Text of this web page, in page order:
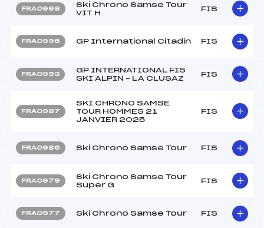
FRA0998
Ski Chrono Samse Tour
VIT H
FIS
FRA0996 GP International Citadin FIS
FRA0993
GP INTERNATIONAL FIS
SKI ALPIN – LA CLUSAZ
FIS
FRA0987
SKI CHRONO SAMSE
TOUR HOMMES 21
JANVIER 2025
FIS
FRA0986 Ski Chrono Samse Tour FIS
FRA0979
Ski Chrono Samse Tour
Super G
FIS
FRA0977 Ski Chrono Samse Tour FIS